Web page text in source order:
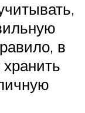
в